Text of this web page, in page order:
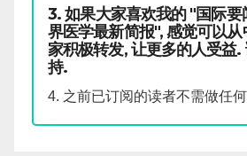
3. 如果大家喜欢我的 "国际要
界医学最新简报", 感觉可以
家积极转发, 让更多的人受益.
持.
4. 之前已订阅的读者不需做任